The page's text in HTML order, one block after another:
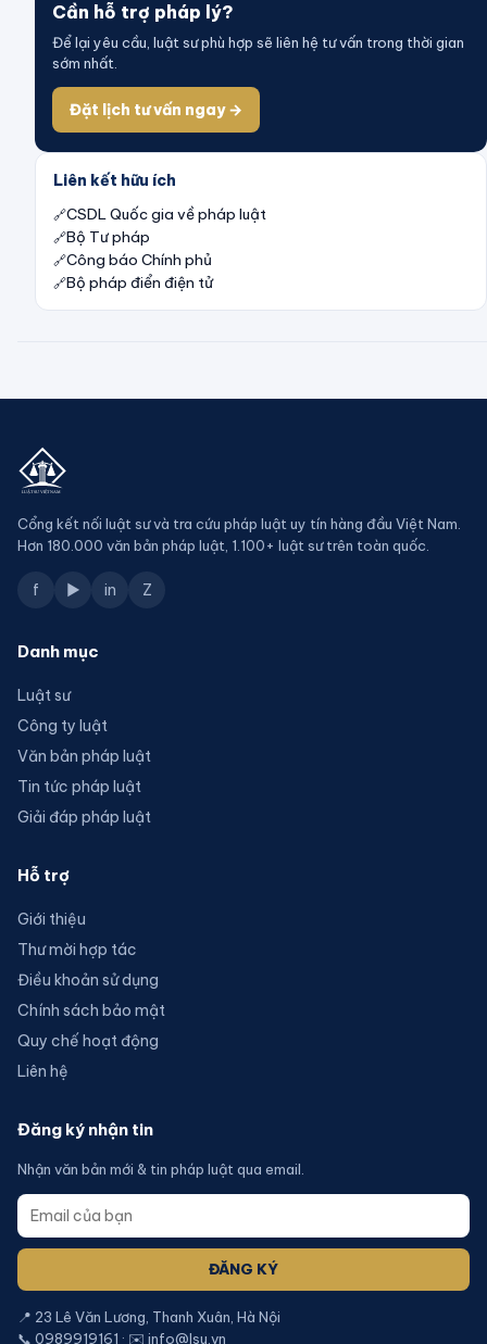
Cần hỗ trợ pháp lý?
Để lại yêu cầu, luật sư phù hợp sẽ liên hệ tư vấn trong thời gian
sớm nhất.
Đặt lịch tư vấn ngay →
Liên kết hữu ích
CSDL Quốc gia về pháp luật
Bộ Tư pháp
Công báo Chính phủ
Bộ pháp điển điện tử
Cổng kết nối luật sư và tra cứu pháp luật uy tín hàng đầu Việt Nam.
Hơn 180.000 văn bản pháp luật, 1.100+ luật sư trên toàn quốc.
f ▶ in Z
Danh mục
Luật sư
Công ty luật
Văn bản pháp luật
Tin tức pháp luật
Giải đáp pháp luật
Hỗ trợ
Giới thiệu
Thư mời hợp tác
Điều khoản sử dụng
Chính sách bảo mật
Quy chế hoạt động
Liên hệ
Đăng ký nhận tin
Nhận văn bản mới & tin pháp luật qua email.
ĐĂNG KÝ
📍 23 Lê Văn Lương, Thanh Xuân, Hà Nội
📞 0989919161 · ✉️ info@lsu.vn